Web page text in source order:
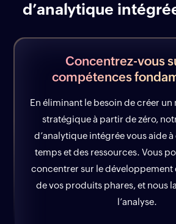
d’analytique
Concentrez-vous
compétences
En éliminant le besoin de créer
stratégique à partir de zéro,
d’analytique intégrée vous aide
temps et des ressources. Vous
concentrer sur le développement
de vos produits phares, et nous
l’analyse.